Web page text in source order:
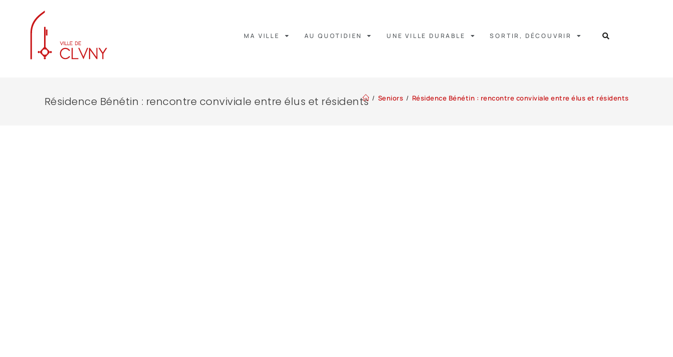
MA VILLE AU QUOTIDIEN UNE VILLE DURABLE SORTIR, DÉCOUVRIR
Résidence Bénétin : rencontre conviviale entre élus et résidents / Seniors / Résidence Bénétin : rencontre conviviale entre élus et résidents